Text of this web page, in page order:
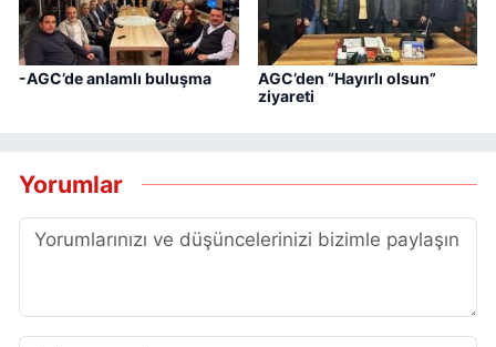
-AGC’de anlamlı buluşma
AGC’den “Hayırlı olsun”
ziyareti
Yorumlar